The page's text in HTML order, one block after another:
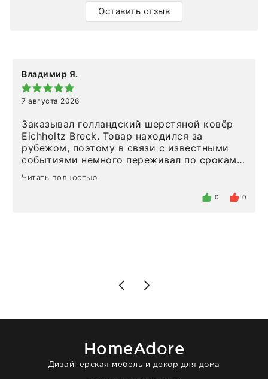
Оставить отзыв
Владимир Я.
7 августа 2026
Заказывал голландский шерстяной ковёр
Eichholtz Breck. Товар находился за
рубежом, поэтому в связи с известными
событиями немного переживал по срокам.
Но homeadore привезли ровно в
определенное в договоре время, без
то качество выше всяких похвал. Выглядит
Читать полностью
0 0
HomeAdore
Дизайнерская мебель и декор для дома